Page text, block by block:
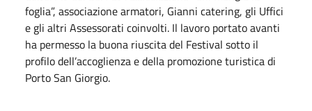
foglia”, associazione armatori, Gianni catering, gli Uffici
e gli altri Assessorati coinvolti. Il lavoro portato avanti
ha permesso la buona riuscita del Festival sotto il
profilo dell’accoglienza e della promozione turistica di
Porto San Giorgio.